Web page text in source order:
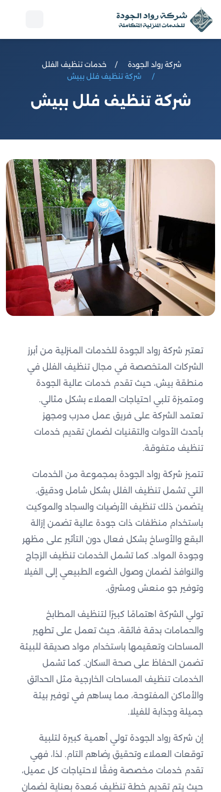
شركة رواد الجودة
خدمات تنظيف الفلل
شركة تنظيف فلل ببيش
شركة تنظيف فلل ببيش
تعتبر شركة رواد الجودة للخدمات المنزلية من أبرز
الشركات المتخصصة في مجال تنظيف الفلل في
منطقة بيش، حيث تقدم خدمات عالية الجودة
ومتميزة تلبي احتياجات العملاء بشكل مثالي.
تعتمد الشركة على فريق عمل مدرب ومجهز
بأحدث الأدوات والتقنيات لضمان تقديم خدمات
تنظيف متفوقة.
تتميز شركة رواد الجودة بمجموعة من الخدمات
التي تشمل تنظيف الفلل بشكل شامل ودقيق.
يتضمن ذلك تنظيف الأرضيات والسجاد والموكيت
باستخدام منظفات ذات جودة عالية تضمن إزالة
البقع والأوساخ بشكل فعال دون التأثير على مظهر
وجودة المواد. كما تشمل الخدمات تنظيف الزجاج
والنوافذ لضمان وصول الضوء الطبيعي إلى الفيلا
وتوفير جو منعش ومشرق.
تولي الشركة اهتمامًا كبيرًا لتنظيف المطابخ
والحمامات بدقة فائقة، حيث تعمل على تطهير
المساحات وتعقيمها باستخدام مواد صديقة للبيئة
تضمن الحفاظ على صحة السكان. كما تشمل
الخدمات تنظيف المساحات الخارجية مثل الحدائق
والأماكن المفتوحة، مما يساهم في توفير بيئة
جميلة وجذابة للفيلا.
إن شركة رواد الجودة تولي أهمية كبيرة لتلبية
توقعات العملاء وتحقيق رضاهم التام. لذا، فهي
تقدم خدمات مخصصة وفقًا لاحتياجات كل عميل،
حيث يتم تقديم خطة تنظيف مُعدة بعناية لضمان